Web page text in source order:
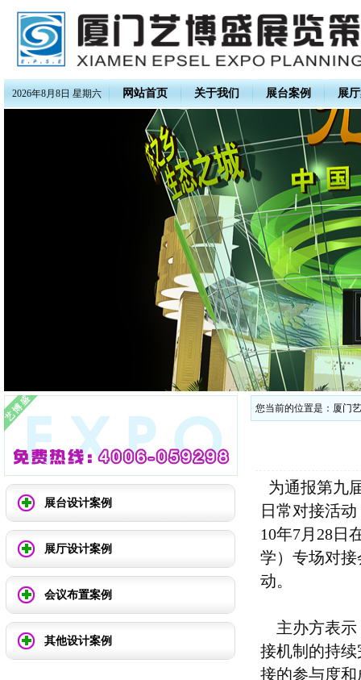
2026年8月8日 星期六 网站首页 关于我们 展台案例 展
展台设计案例
展厅设计案例
会议布置案例
其他设计案例
您当前的位置是： 厦门
为通报第九
日常对接活
10年7月28日
学）专场对
动。
主办方表示
接机制的持
接的参与度